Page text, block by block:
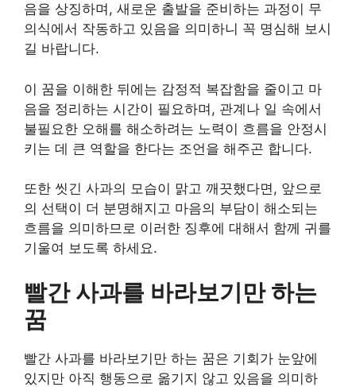
음을 상징하며, 새로운 출발을 준비하는 과정이 무
의식에서 작동하고 있음을 의미하니 꼭 명심해 보시
길 바랍니다.
이 꿈을 이해한 뒤에는 감정적 복잡함을 줄이고 마
음을 정리하는 시간이 필요하며, 관계나 일 속에서
불필요한 오해를 해소하려는 노력이 흐름을 안정시
키는 데 큰 역할을 한다는 조언을 해주곤 합니다.
또한 씻긴 사과의 모습이 맑고 깨끗했다면, 앞으로
의 선택이 더 분명해지고 마음의 부담이 해소되는
흐름을 의미하므로 이러한 징후에 대해서 함께 귀를
기울여 보도록 하세요.
빨간 사과를 바라보기만 하는
꿈
빨간 사과를 바라보기만 하는 꿈은 기회가 눈앞에
있지만 아직 행동으로 옮기지 않고 있음을 의미하